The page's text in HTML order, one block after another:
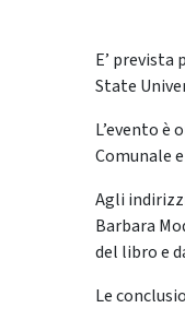
E’ prevista
State
L’evento è
Comunale
Agli
Barbara
del libro e
Le